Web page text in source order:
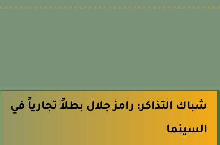
شباك التذاكر: رامز جلال بطلاً تجارياً في
السينما